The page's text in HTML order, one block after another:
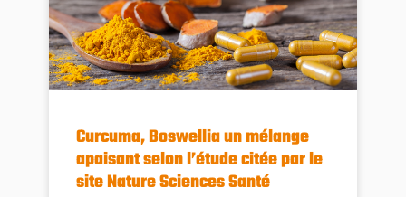
Curcuma, Boswellia un mélange
apaisant selon l’étude citée par le
site Nature Sciences Santé